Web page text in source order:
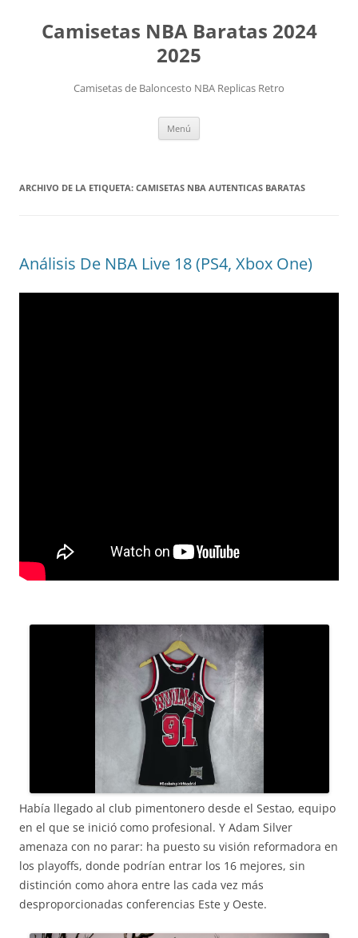
Camisetas NBA Baratas 2024
2025
Camisetas de Baloncesto NBA Replicas Retro
Menú
ARCHIVO DE LA ETIQUETA: CAMISETAS NBA AUTENTICAS BARATAS
Análisis De NBA Live 18 (PS4, Xbox One)
Había llegado al club pimentonero desde el Sestao, equipo
en el que se inició como profesional. Y Adam Silver
amenaza con no parar: ha puesto su visión reformadora en
los playoffs, donde podrían entrar los 16 mejores, sin
distinción como ahora entre las cada vez más
desproporcionadas conferencias Este y Oeste.